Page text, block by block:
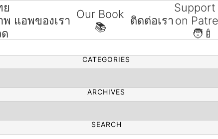
SEARCH
CATEGORIES
ARCHIVES
SEARCH
ย
พ แอพของเรา Our Book
📚
ติดต่อเรา
Support
on
🧑‍🍼